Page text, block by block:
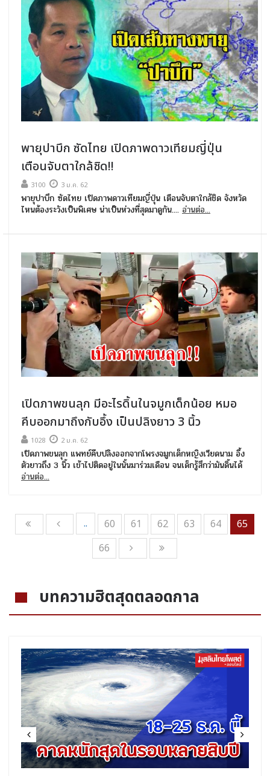
พายุปาบึก ซัดไทย เปิดภาพดาวเทียมญี่ปุ่น
เตือนจับตาใกล้ชิด!!
3100 3 ม.ค. 62
พายุปาบึก ซัดไทย เปิดภาพดาวเทียมญี่ปุ่น เตือนจับตาใกล้ชิด จังหวัด
ไหนต้องระวังเป็นพิเศษ น่าเป็นห่วงที่สุดมาดูกัน.... อ่านต่อ...
เปิดภาพขนลุก มีอะไรดิ้นในจมูกเด็กน้อย หมอ
คีบออกมาถึงกับอึ้ง เป็นปลิงยาว 3 นิ้ว
1028 2 ม.ค. 62
เปิดภาพขนลุก แพทย์คีบปลิงออกจากโพรงจมูกเด็กหญิงเวียดนาม อึ้ง
ตัวยาวถึง 3 นิ้ว เข้าไปติดอยู่ในนั้นมาร่วมเดือน จนเด็กรู้สึกว่ามันดิ้นได้
อ่านต่อ...
.. 60 61 62 63 64
65
66
บทความฮิตสุดตลอดกาล